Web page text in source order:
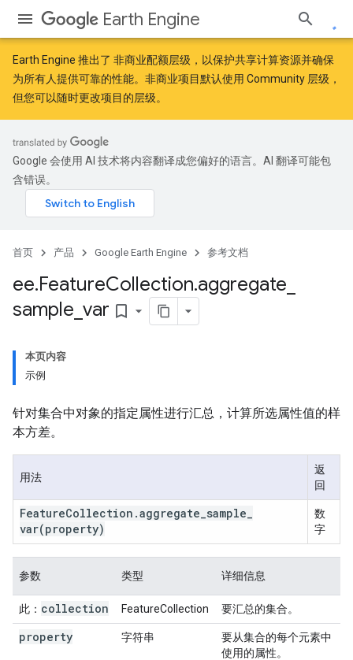
Earth Engine
Earth Engine 推出了 非商业配额层级 ，以保护共享计算资源并确保
为所有人提供可靠的性能。非商业项目默认使用 Community 层级，
但您可以随时更改项目的层级。
Google 会使用 AI 技术将内容翻译成您偏好的语言。AI 翻译可能包
含错误。
首页 产品 Google Earth Engine 参考文档
ee.FeatureCollection.aggregate
sample var bookmark_border
本页内容
示例
针对集合中对象的指定属性进行汇总，计算所选属性值的样
本方差。
用法
返
回
FeatureCollection .aggregate sample
var(property)
数
字
参数 类型 详细信息
此： collection FeatureCollection 要汇总的集合。
property 字符串
要从集合的每个元素中
使用的属性。